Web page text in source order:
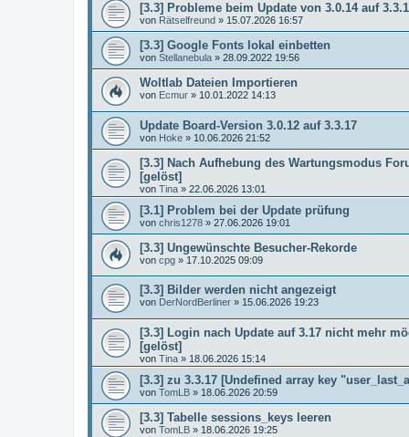
[3.3] Probleme beim Update von 3.0.14 auf
von Rätselfreund » 15.07.2026 16:57
[3.3] Google Fonts lokal einbetten
von Stellanebula » 28.09.2022 19:56
Woltlab Dateien Importieren
von Ecmur » 10.01.2022 14:13
Update Board-Version 3.0.12 auf 3.3.17
von Hoke » 10.06.2026 21:52
[3.3] Nach Aufhebung des Wartungsmodus
[gelöst]
von Tina » 22.06.2026 13:01
[3.1] Problem bei der Update prüfung
von chris1278 » 27.06.2026 19:01
[3.3] Ungewünschte Besucher-Rekorde
von cpg » 17.10.2025 09:09
[3.3] Bilder werden nicht angezeigt
von DerNordBerliner » 15.06.2026 19:23
[3.3] Login nach Update auf 3.17 nicht mehr
[gelöst]
von Tina » 18.06.2026 15:14
[3.3] zu 3.3.17 [Undefined array key
von TomLB » 18.06.2026 20:59
[3.3] Tabelle sessions_keys leeren
von TomLB » 18.06.2026 19:25